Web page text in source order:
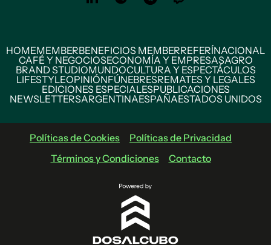
HOMEMEMBERBENEFICIOS MEMBERREFERÍNACIONAL
CAFÉ Y NEGOCIOSECONOMÍA Y EMPRESASAGRO
BRAND STUDIOMUNDOCULTURA Y ESPECTÁCULOS
LIFESTYLEOPINIÓNFÚNEBRESREMATES Y LEGALES
EDICIONES ESPECIALESPUBLICACIONES
NEWSLETTERSARGENTINAESPAÑAESTADOS UNIDOS
Políticas de Cookies
Políticas de Privacidad
Términos y Condiciones
Contacto